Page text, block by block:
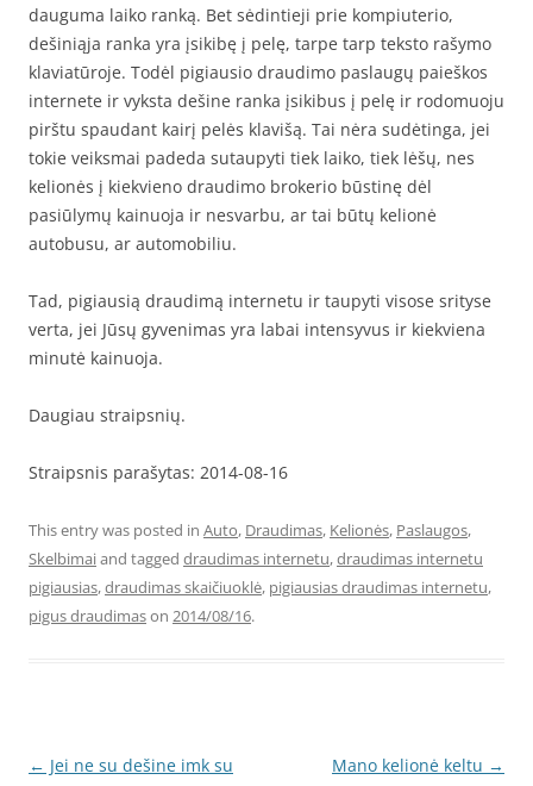
dauguma laiko ranką. Bet sėdintieji prie kompiuterio,
dešiniąja ranka yra įsikibę į pelę, tarpe tarp teksto rašymo
klaviatūroje. Todėl pigiausio draudimo paslaugų paieškos
internete ir vyksta dešine ranka įsikibus į pelę ir rodomuoju
pirštu spaudant kairį pelės klavišą. Tai nėra sudėtinga, jei
tokie veiksmai padeda sutaupyti tiek laiko, tiek lėšų, nes
kelionės į kiekvieno draudimo brokerio būstinę dėl
pasiūlymų kainuoja ir nesvarbu, ar tai būtų kelionė
autobusu, ar automobiliu.
Tad, pigiausią draudimą internetu ir taupyti visose srityse
verta, jei Jūsų gyvenimas yra labai intensyvus ir kiekviena
minutė kainuoja.
Daugiau straipsnių.
Straipsnis parašytas: 2014-08-16
This entry was posted in Auto, Draudimas, Kelionės, Paslaugos,
Skelbimaiand tagged draudimas internetu,draudimas internetu
pigiausias,draudimas skaičiuoklė, pigiausias draudimas internetu,
pigus draudimason 2014/08/16.
Post
← Jei ne su dešine imk su
Mano kelionė keltu →